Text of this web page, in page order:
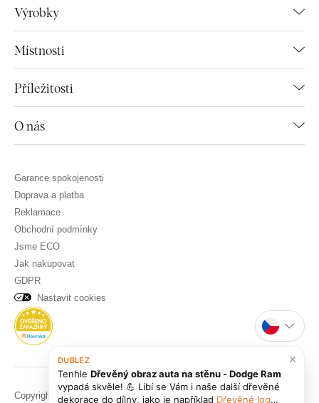
Výrobky
Místnosti
Příležitosti
O nás
Garance spokojenosti
Doprava a platba
Reklamace
Obchodní podmínky
Jsme ECO
Jak nakupovat
GDPR
Nastavit cookies
Copyright © DUBLEZ 2026 | Všechna práva vyhrazena
DUBLEZ
Tenhle Dřevěný obraz auta na stěnu - Dodge Ram
vypadá skvěle! 💪 Líbí se Vám i naše další dřevěné
dekorace do dílny, jako je například Dřevěné logo
×